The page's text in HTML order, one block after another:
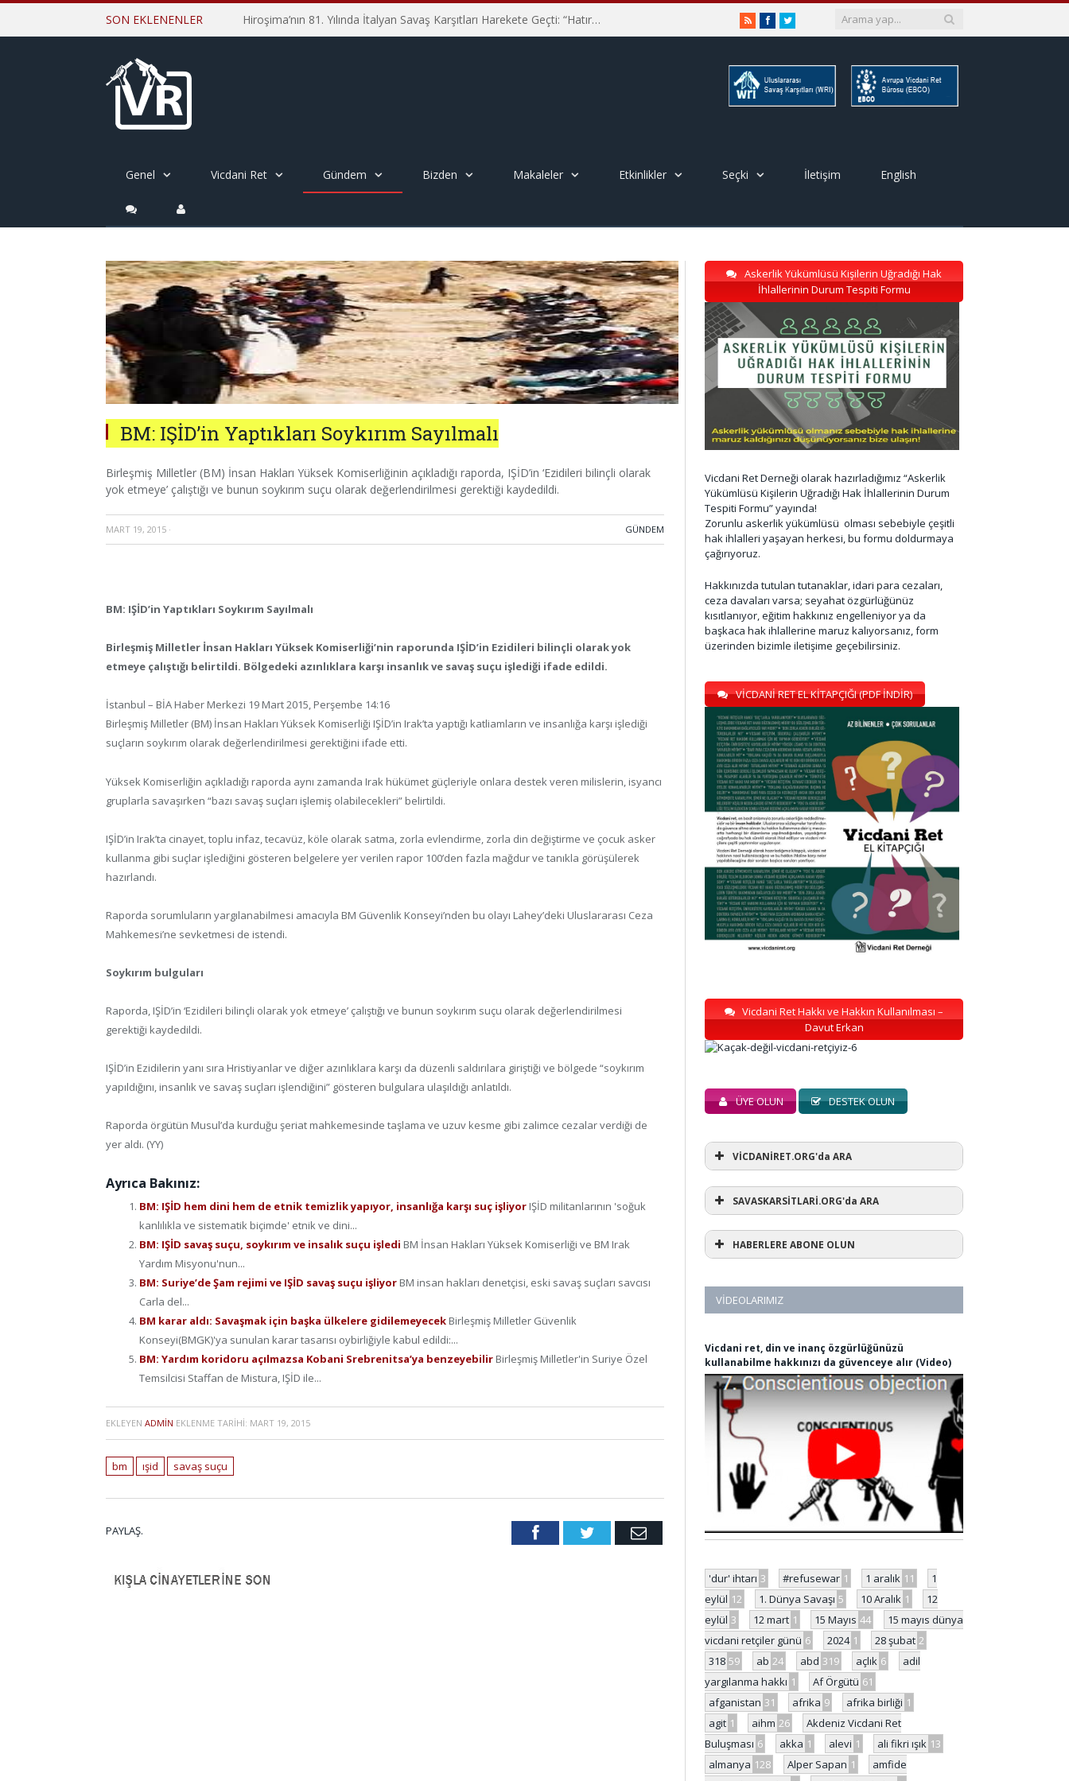
SON EKLENENLER Hiroşima’nın 81. Yılında İtalyan Savaş Karşıtları Harekete Geçti: “Hatırlamak yeterli değil” RSSFacebookTwitter
Genel Vicdani Ret Gündem Bizden Makaleler Etkinlikler Seçki İletişim English
BM: IŞİD’in Yaptıkları Soykırım Sayılmalı
Birleşmiş Milletler (BM) İnsan Hakları Yüksek Komiserliğinin açıkladığı raporda, IŞİD’in ‘Ezidileri bilinçli olarak
yok etmeye’ çalıştığı ve bunun soykırım suçu olarak değerlendirilmesi gerektiği kaydedildi.
MART 19, 2015 · GÜNDEM
BM: IŞİD’in Yaptıkları Soykırım Sayılmalı
Birleşmiş Milletler İnsan Hakları Yüksek Komiserliği’nin raporunda IŞİD’in Ezidileri bilinçli olarak yok
etmeye çalıştığı belirtildi. Bölgedeki azınlıklara karşı insanlık ve savaş suçu işlediği ifade edildi.
İstanbul – BİA Haber Merkezi 19 Mart 2015, Perşembe 14:16
Birleşmiş Milletler (BM) İnsan Hakları Yüksek Komiserliği IŞİD’in Irak’ta yaptığı katliamların ve insanlığa karşı işlediği
suçların soykırım olarak değerlendirilmesi gerektiğini ifade etti.
Yüksek Komiserliğin açıkladığı raporda aynı zamanda Irak hükümet güçleriyle onlara destek veren milislerin, isyancı
gruplarla savaşırken “bazı savaş suçları işlemiş olabilecekleri” belirtildi.
IŞİD’in Irak’ta cinayet, toplu infaz, tecavüz, köle olarak satma, zorla evlendirme, zorla din değiştirme ve çocuk asker
kullanma gibi suçlar işlediğini gösteren belgelere yer verilen rapor 100’den fazla mağdur ve tanıkla görüşülerek
hazırlandı.
Raporda sorumluların yargılanabilmesi amacıyla BM Güvenlik Konseyi’nden bu olayı Lahey’deki Uluslararası Ceza
Mahkemesi’ne sevketmesi de istendi.
Soykırım bulguları
Raporda, IŞİD’in ‘Ezidileri bilinçli olarak yok etmeye’ çalıştığı ve bunun soykırım suçu olarak değerlendirilmesi
gerektiği kaydedildi.
IŞİD’in Ezidilerin yanı sıra Hristiyanlar ve diğer azınlıklara karşı da düzenli saldırılara giriştiği ve bölgede “soykırım
yapıldığını, insanlık ve savaş suçları işlendiğini” gösteren bulgulara ulaşıldığı anlatıldı.
Raporda örgütün Musul’da kurduğu şeriat mahkemesinde taşlama ve uzuv kesme gibi zalimce cezalar verdiği de
yer aldı. (YY)
Ayrıca Bakınız:
BM: IŞİD hem dini hem de etnik temizlik yapıyor, insanlığa karşı suç işliyor IŞİD militanlarının 'soğuk
kanlılıkla ve sistematik biçimde' etnik ve dini...
BM: IŞİD savaş suçu, soykırım ve insalık suçu işledi BM İnsan Hakları Yüksek Komiserliği ve BM Irak
Yardım Misyonu'nun...
BM: Suriye’de Şam rejimi ve IŞİD savaş suçu işliyor BM insan hakları denetçisi, eski savaş suçları savcısı
Carla del...
BM karar aldı: Savaşmak için başka ülkelere gidilemeyecek Birleşmiş Milletler Güvenlik
Konseyi(BMGK)'ya sunulan karar tasarısı oybirliğiyle kabul edildi:...
BM: Yardım koridoru açılmazsa Kobani Srebrenitsa’ya benzeyebilir Birleşmiş Milletler'in Suriye Özel
Temsilcisi Staffan de Mistura, IŞİD ile...
EKLEYEN ADMIN EKLENME TARIHI: MART 19, 2015
bm ışid savaş suçu
PAYLAŞ. FacebookTwitter Email
Askerlik Yükümlüsü Kişilerin Uğradığı Hak
İhlallerinin Durum Tespiti Formu
Vicdani Ret Derneği olarak hazırladığımız “Askerlik
Yükümlüsü Kişilerin Uğradığı Hak İhlallerinin Durum
Tespiti Formu” yayında!
Zorunlu askerlik yükümlüsü olması sebebiyle çeşitli
hak ihlalleri yaşayan herkesi, bu formu doldurmaya
çağırıyoruz.
Hakkınızda tutulan tutanaklar, idari para cezaları,
ceza davaları varsa; seyahat özgürlüğünüz
kısıtlanıyor, eğitim hakkınız engelleniyor ya da
başkaca hak ihlallerine maruz kalıyorsanız, form
üzerinden bizimle iletişime geçebilirsiniz.
VİCDANİ RET EL KİTAPÇIĞI (PDF İNDİR)
Vicdani Ret Hakkı ve Hakkın Kullanılması –
Davut Erkan
ÜYE OLUN DESTEK OLUN
VİCDANİRET.ORG'da ARA
SAVASKARSİTLARİ.ORG'da ARA
HABERLERE ABONE OLUN
VIDEOLARIMIZ
Vicdani ret, din ve inanç özgürlüğünüzü
kullanabilme hakkınızı da güvenceye alır (Video)
'dur' ihtarı 3 #refusewar 1 1 aralık 11
1
eylül 12 1. Dünya Savaşı 5 10 Aralık 1
12
eylül 3 12 mart 1 15 Mayıs 44
15 mayıs dünya
vicdani retçiler günü 6 2024 1 28 şubat 2
318 59 ab 24 abd 319 açlık 6
adil
yargılanma hakkı 1 Af Örgütü 61
afganistan 31 afrika 9 afrika birliği 1
agit 1 aihm 26
Akdeniz Vicdani Ret
Buluşması 6 akka 1 alevi 1 ali fikri ışık 13
almanya 128 Alper Sapan 1
amfide